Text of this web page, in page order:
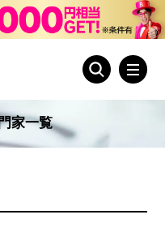
家一覧